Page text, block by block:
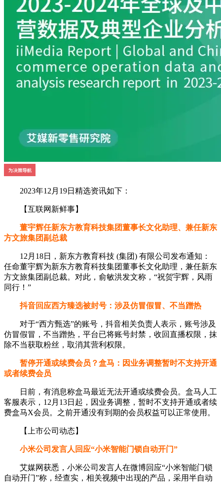
2023年12月19日精选资讯如下：
【互联网新鲜事】
董宇辉任新东方教育科技集团董事长文化助理、兼任新东
方文旅集团副总裁
12月18日，新东方教育科技 (集团) 有限公司发布通知：
任命董宇辉为新东方教育科技集团董事长文化助理，兼任新东
方文旅集团副总裁。对此，俞敏洪发文称，“祝贺宇辉，风雨
同行！”
抖音回应西方臻选被封号：涉及仿冒假冒、不当蹭热
对于“西方甄选”的账号，抖音相关负责人表示，账号涉及
仿冒假冒，不当蹭热，平台已将账号封禁，收回直播权限，抹
除不当获取粉丝，取消其营利权限。
暂停开通或续费会员？盒马：因业务调整暂时不支持开通
或者续费会员
日前，有消息称盒马最近无法开通或续费会员。盒马人工
客服表示，12月13日起，因业务调整，暂时不支持开通或者续
费盒马X会员。之前开通没有到期的会员权益可以正常使用。
【上市公司动态】
小米公司发言人回应“小米智能门锁自动开门”
艾媒网获悉，小米公司发言人在微博回应“小米智能门锁
自动开门”称，经查实，相关视频中出现的产品，采用半自动